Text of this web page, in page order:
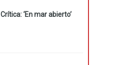
Crítica: ‘En mar abierto’